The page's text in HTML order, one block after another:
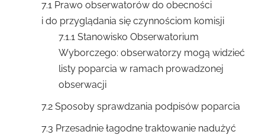
7.1 Prawo obserwatorów do obecności
i do przyglądania się czynnościom komisji
7.1.1 Stanowisko Obserwatorium
Wyborczego: obserwatorzy mogą widzieć
listy poparcia w ramach prowadzonej
obserwacji
7.2 Sposoby sprawdzania podpisów poparcia
7.3 Przesadnie łagodne traktowanie nadużyć